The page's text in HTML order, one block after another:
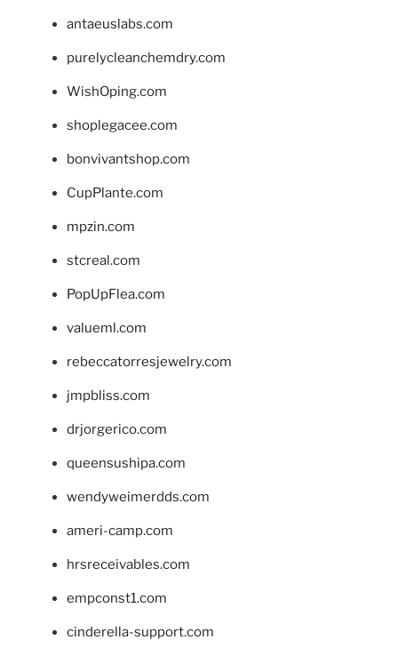
antaeuslabs.com
purelycleanchemdry.com
WishOping.com
shoplegacee.com
bonvivantshop.com
CupPlante.com
mpzin.com
stcreal.com
PopUpFlea.com
valueml.com
rebeccatorresjewelry.com
jmpbliss.com
drjorgerico.com
queensushipa.com
wendyweimerdds.com
ameri-camp.com
hrsreceivables.com
empconst1.com
cinderella-support.com